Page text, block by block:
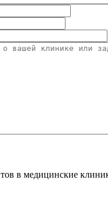
в медицинские